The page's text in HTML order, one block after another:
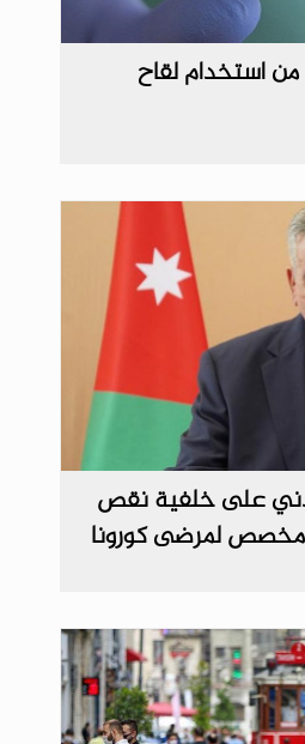
من استخدام لقاح
على خلفية نقص
لمرضى كورونا